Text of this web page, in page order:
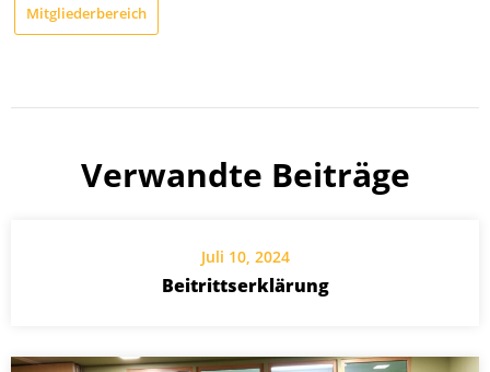
Mitgliederbereich
Verwandte Beiträge
Juli 10, 2024
Beitrittserklärung